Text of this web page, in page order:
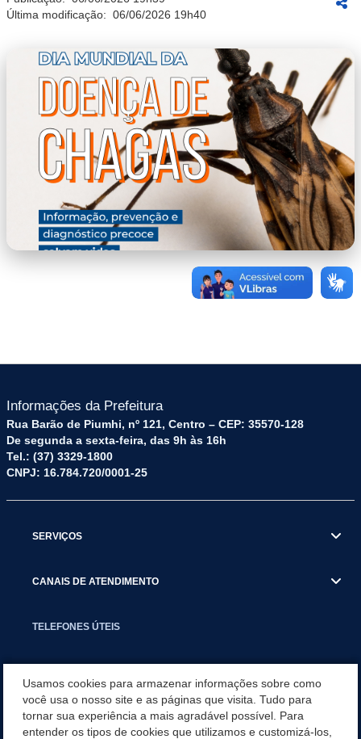
Última modificação: 06/06/2026 19h40
Informações da Prefeitura
Rua Barão de Piumhi, nº 121, Centro – CEP: 35570-128
De segunda a sexta-feira, das 9h às 16h
Tel.: (37) 3329-1800
CNPJ: 16.784.720/0001-25
SERVIÇOS
CANAIS DE ATENDIMENTO
TELEFONES ÚTEIS
NOTÍCIAS
Usamos cookies para armazenar informações sobre como
você usa o nosso site e as páginas que visita. Tudo para
tornar sua experiência a mais agradável possível. Para
entender os tipos de cookies que utilizamos e customizá-los,